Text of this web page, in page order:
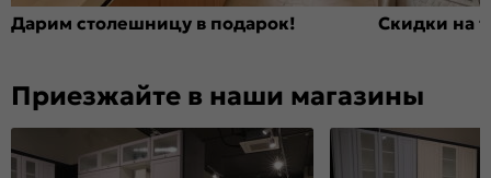
Дарим столешницу в подарок! Скидки на
Приезжайте в наши магазины